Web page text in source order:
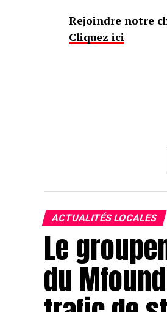
Rejoindre notre
Cliquez ici
ACTUALITÉS LOCALES
Le
du